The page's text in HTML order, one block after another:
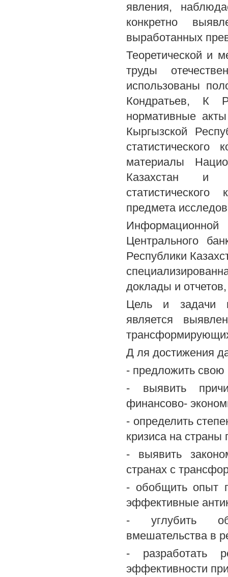
явления,
конкретно
выработанных
Теоретической и
труды
использованы
Кондратьев, К
нормативные
Кыргызской
статистического
материалы
Казахстан и
предмета
Центрального
Республики
доклады и
Цель и задачи
является
Д ля достижения
- предложить свою
- выявить
финансово-
- определить
кризиса на страны
- выявить
странах с
- обобщить опыт
эффективные
- углубить
вмешательства в
- разработать
эффективности